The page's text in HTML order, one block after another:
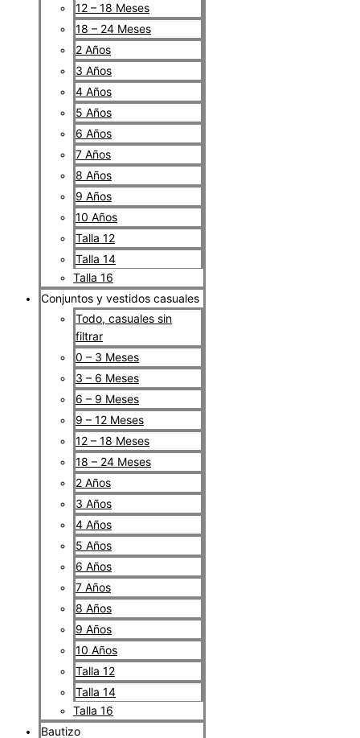
12 – 18 Meses
18 – 24 Meses
2 Años
3 Años
4 Años
5 Años
6 Años
7 Años
8 Años
9 Años
10 Años
Talla 12
Talla 14
Talla 16
Conjuntos y vestidos casuales
Todo, casuales sin
filtrar
0 – 3 Meses
3 – 6 Meses
6 – 9 Meses
9 – 12 Meses
12 – 18 Meses
18 – 24 Meses
2 Años
3 Años
4 Años
5 Años
6 Años
7 Años
8 Años
9 Años
10 Años
Talla 12
Talla 14
Talla 16
Bautizo